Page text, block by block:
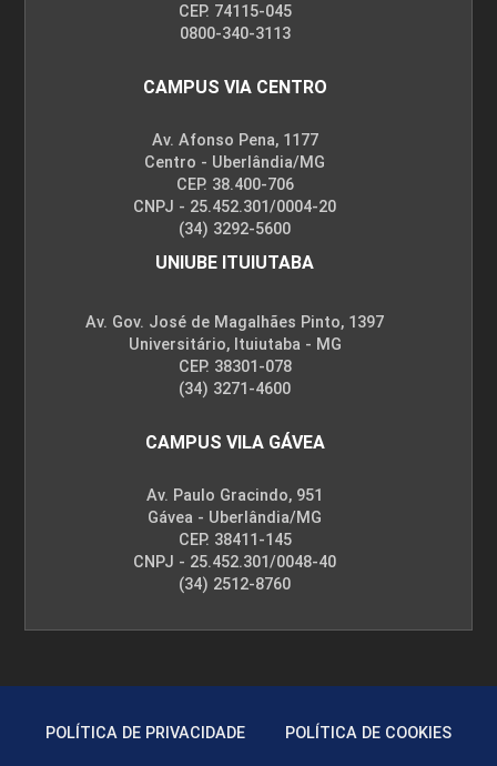
SAÚDE E SOCIEDADE
SEGURANÇA, SAÚDE E QUALIDADE DE
30
TECNOLOGIA ASSISTIVA E DISPOSITIVOS
DE MOBILIDADE
45
CEP. 74115-045
0800-340-3113
CAMPUS VIA CENTRO
Av. Afonso Pena, 1177
Centro - Uberlândia/MG
CEP. 38.400-706
CNPJ - 25.452.301/0004-20
(34) 3292-5600
UNIUBE ITUIUTABA
Av. Gov. José de Magalhães Pinto, 1397
Universitário, Ituiutaba - MG
CEP. 38301-078
(34) 3271-4600
CAMPUS VILA GÁVEA
Av. Paulo Gracindo, 951
Gávea - Uberlândia/MG
CEP. 38411-145
CNPJ - 25.452.301/0048-40
(34) 2512-8760
POLÍTICA DE PRIVACIDADE POLÍTICA DE COOKIES